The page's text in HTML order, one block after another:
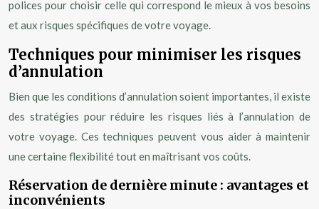
polices pour choisir celle qui correspond le mieux à vos besoins
et aux risques spécifiques de votre voyage.
Techniques pour minimiser les risques
d’annulation
Bien que les conditions d’annulation soient importantes, il existe
des stratégies pour réduire les risques liés à l’annulation de
votre voyage. Ces techniques peuvent vous aider à maintenir
une certaine flexibilité tout en maîtrisant vos coûts.
Réservation de dernière minute : avantages et
inconvénients